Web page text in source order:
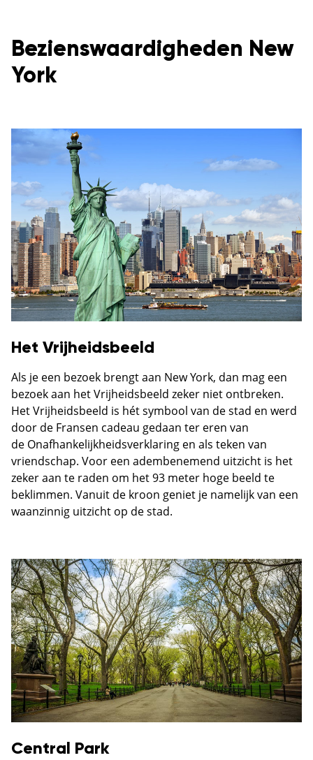
Bezienswaardigheden New
York
Het Vrijheidsbeeld
Als je een bezoek brengt aan New York, dan mag een
bezoek aan het Vrijheidsbeeld zeker niet ontbreken.
Het Vrijheidsbeeld is hét symbool van de stad en werd
door de Fransen cadeau gedaan ter eren van
de Onafhankelijkheidsverklaring en als teken van
vriendschap. Voor een adembenemend uitzicht is het
zeker aan te raden om het 93 meter hoge beeld te
beklimmen. Vanuit de kroon geniet je namelijk van een
waanzinnig uitzicht op de stad.
Central Park